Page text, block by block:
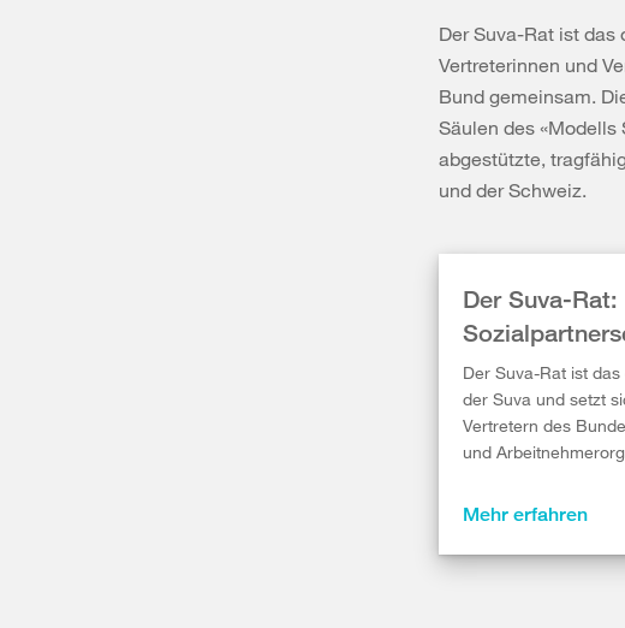
Der Suva-Rat ist das
Vertreterinnen und
Bund gemeinsam.
Säulen des
abgestützte,
und der Schweiz.
Der Suva-
Der Suva-Rat ist
der Suva und setzt
Vertretern des
und
Mehr erfahren